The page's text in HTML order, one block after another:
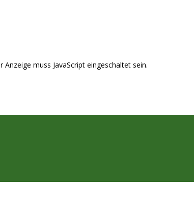
muss JavaScript eingeschaltet sein.